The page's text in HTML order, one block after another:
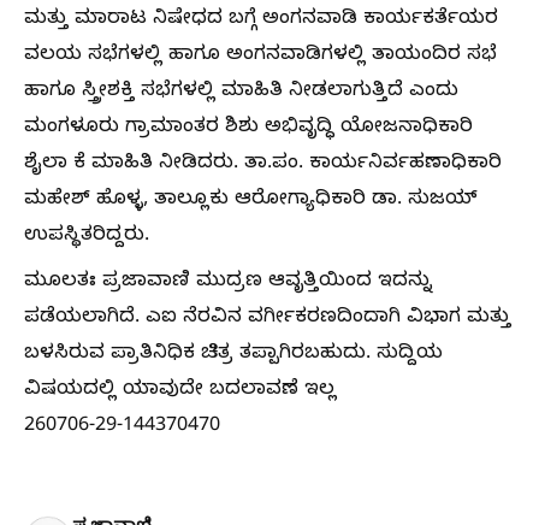
ಮತ್ತು ಮಾರಾಟ ನಿಷೇಧದ ಬಗ್ಗೆ ಅಂಗನವಾಡಿ ಕಾರ್ಯಕರ್ತೆಯರ
ವಲಯ ಸಭೆಗಳಲ್ಲಿ ಹಾಗೂ ಅಂಗನವಾಡಿಗಳಲ್ಲಿ ತಾಯಂದಿರ ಸಭೆ
ಹಾಗೂ ಸ್ತ್ರೀಶಕ್ತಿ ಸಭೆಗಳಲ್ಲಿ ಮಾಹಿತಿ ನೀಡಲಾಗುತ್ತಿದೆ ಎಂದು
ಮಂಗಳೂರು ಗ್ರಾಮಾಂತರ ಶಿಶು ಅಭಿವೃದ್ಧಿ ಯೋಜನಾಧಿಕಾರಿ
ಶೈಲಾ ಕೆ ಮಾಹಿತಿ ನೀಡಿದರು. ತಾ.ಪಂ. ಕಾರ್ಯನಿರ್ವಹಣಾಧಿಕಾರಿ
ಮಹೇಶ್ ಹೊಳ್ಳ, ತಾಲ್ಲೂಕು ಆರೋಗ್ಯಾಧಿಕಾರಿ ಡಾ. ಸುಜಯ್
ಉಪಸ್ಥಿತರಿದ್ದರು.
ಮೂಲತಃ ಪ್ರಜಾವಾಣಿ ಮುದ್ರಣ ಆವೃತ್ತಿಯಿಂದ ಇದನ್ನು
ಪಡೆಯಲಾಗಿದೆ. ಎಐ ನೆರವಿನ ವರ್ಗೀಕರಣದಿಂದಾಗಿ ವಿಭಾಗ ಮತ್ತು
ಬಳಸಿರುವ ಪ್ರಾತಿನಿಧಿಕ ಚಿತ್ರ ತಪ್ಪಾಗಿರಬಹುದು. ಸುದ್ದಿಯ
ವಿಷಯದಲ್ಲಿ ಯಾವುದೇ ಬದಲಾವಣೆ ಇಲ್ಲ
260706-29-144370470